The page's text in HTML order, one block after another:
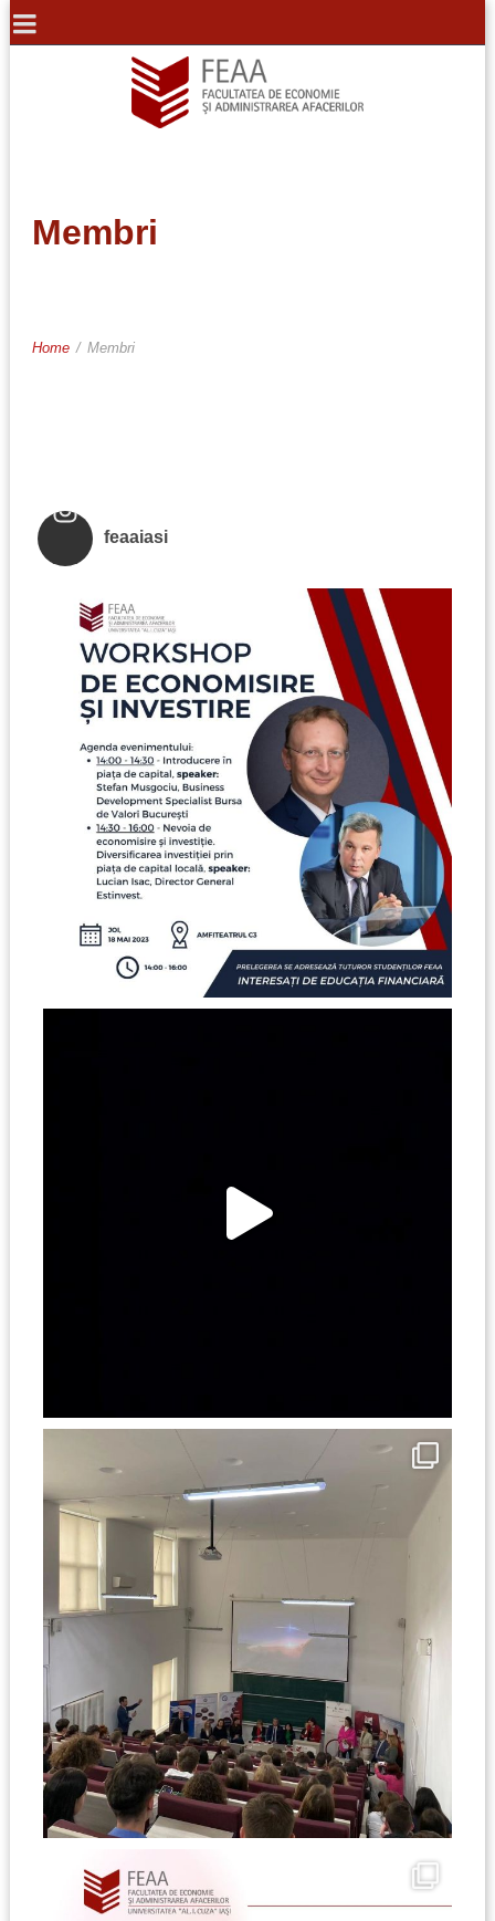
Membri
Home / Membri
feaaiasi